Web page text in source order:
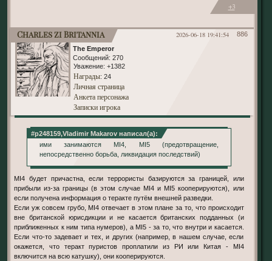
+3
886
2026-06-18 19:41:54
Charles zi Britannia
The Emperor
Сообщений: 270
Уважение: +1382
Награды: 24
Личная страница
Анкета персонажа
Записки игрока
#p248159,Vladimir Makarov написал(а):
ими занимаются MI4, MI5 (предотвращение,
непосредственно борьба, ликвидация последствий)
MI4 будет причастна, если террористы базируются за границей, или
прибыли из-за границы (в этом случае MI4 и MI5 кооперируются), или
если получена информация о теракте путём внешней разведки.
Если уж совсем грубо, MI4 отвечает в этом плане за то, что происходит
вне британской юрисдикции и не касается британских подданных (и
приближенных к ним типа нумеров), а MI5 - за то, что внутри и касается.
Если что-то задевает и тех, и других (например, в нашем случае, если
окажется, что теракт пуристов проплатили из РИ или Китая - MI4
включится на всю катушку), они кооперируются.